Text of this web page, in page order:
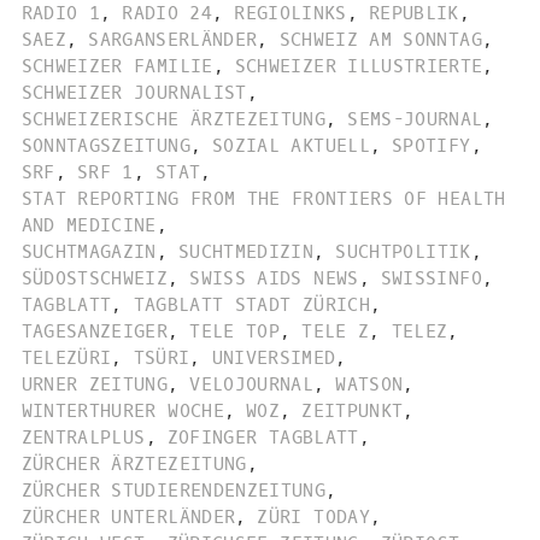
RADIO 1 , RADIO 24, REGIOLINKS , REPUBLIK ,
SAEZ , SARGANSERLÄNDER, SCHWEIZ AM SONNTAG,
SCHWEIZER FAMILIE , SCHWEIZER ILLUSTRIERTE ,
SCHWEIZER JOURNALIST ,
SCHWEIZERISCHE ÄRZTEZEITUNG, SEMS-JOURNAL ,
SONNTAGSZEITUNG, SOZIAL AKTUELL , SPOTIFY ,
SRF , SRF 1 , STAT,
STAT REPORTING FROM THE FRONTIERS OF HEALTH
AND MEDICINE ,
SUCHTMAGAZIN , SUCHTMEDIZIN , SUCHTPOLITIK ,
SÜDOSTSCHWEIZ , SWISS AIDS NEWS , SWISSINFO ,
TAGBLATT, TAGBLATT STADT ZÜRICH ,
TAGESANZEIGER, TELE TOP, TELE Z , TELEZ ,
TELEZÜRI , TSÜRI , UNIVERSIMED ,
URNER ZEITUNG, VELOJOURNAL , WATSON ,
WINTERTHURER WOCHE , WOZ , ZEITPUNKT,
ZENTRALPLUS , ZOFINGER TAGBLATT ,
ZÜRCHER ÄRZTEZEITUNG ,
ZÜRCHER STUDIERENDENZEITUNG,
ZÜRCHER UNTERLÄNDER, ZÜRI TODAY,